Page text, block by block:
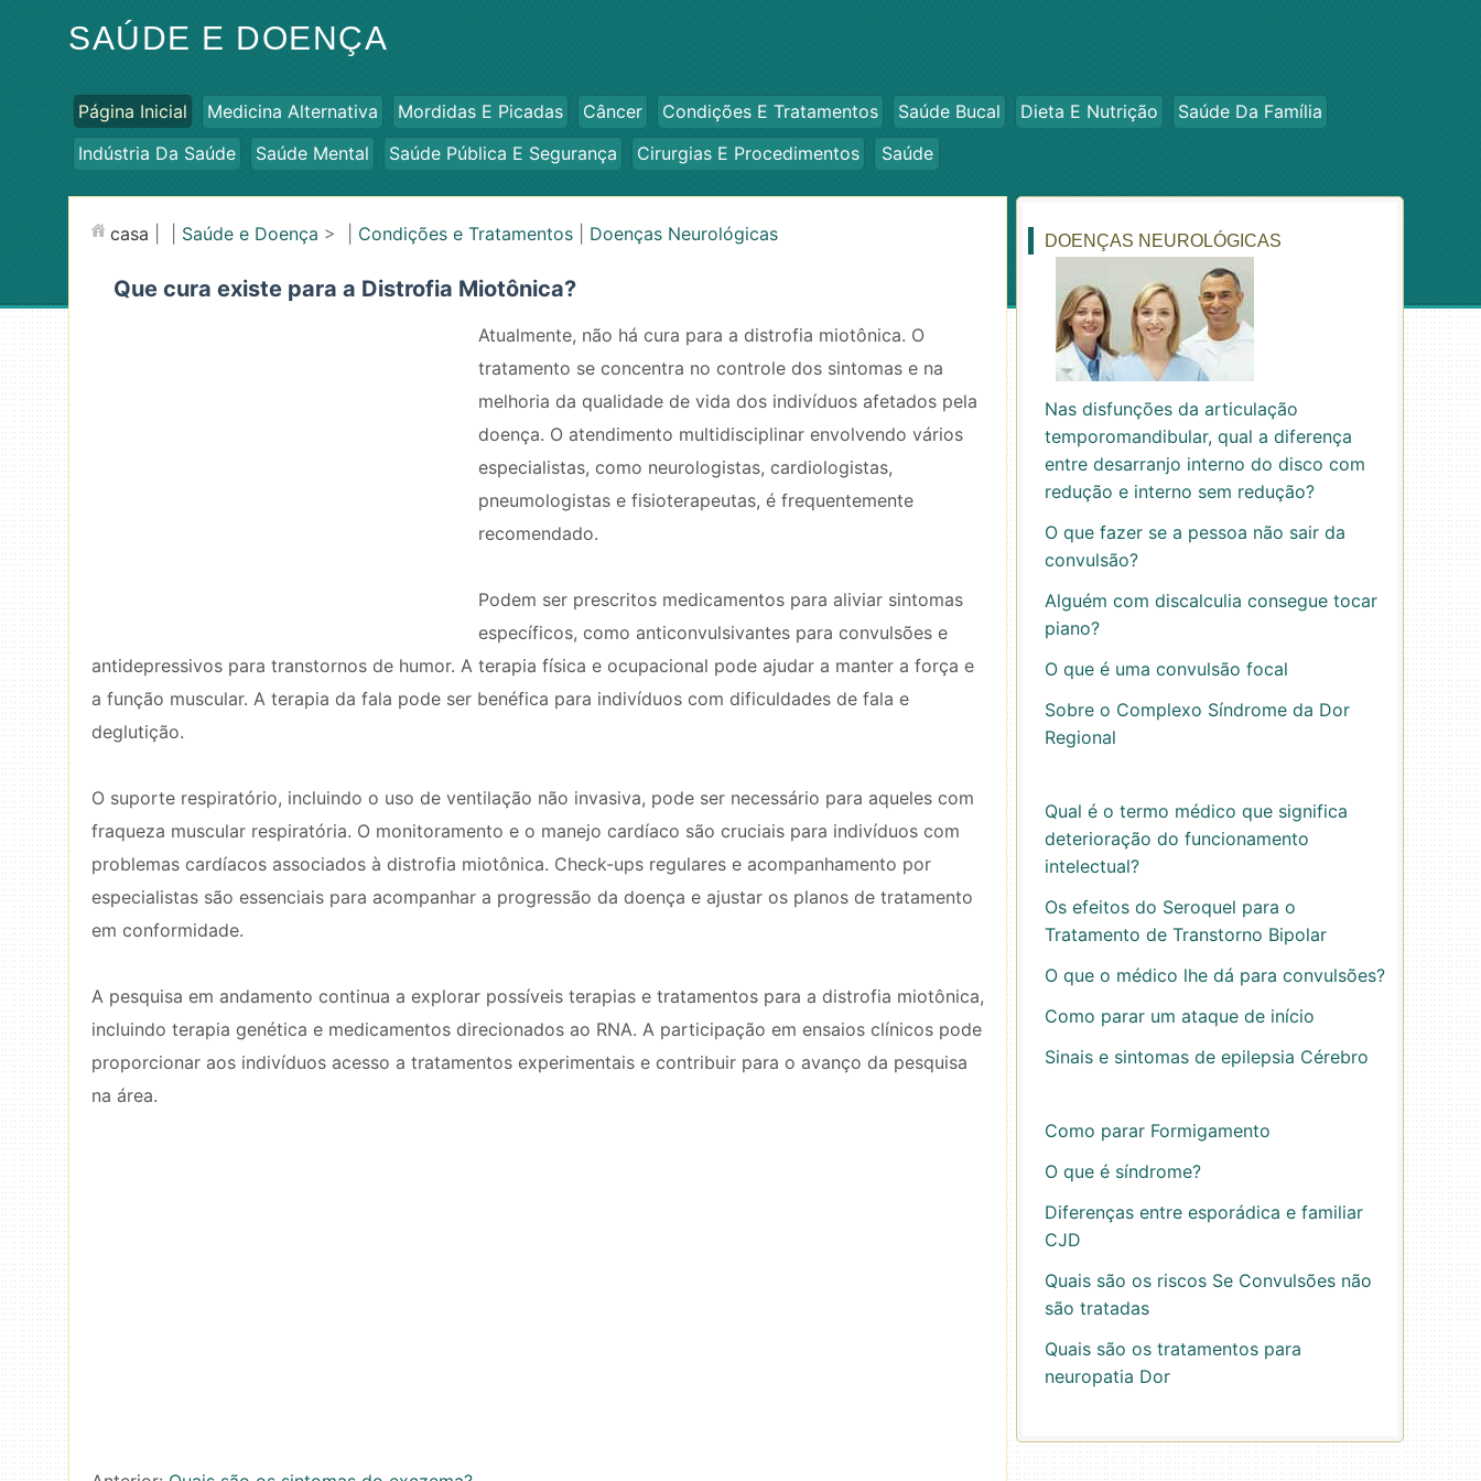
SAÚDE E DOENÇA
Página Inicial Medicina Alternativa Mordidas E Picadas Câncer Condições E Tratamentos Saúde Bucal Dieta E Nutrição
Saúde Da Família
Indústria Da Saúde
Saúde Mental Saúde Pública E Segurança Cirurgias E Procedimentos Saúde
casa Saúde e Doença > | Condições e Tratamentos Doenças Neurológicas
Que cura existe para a Distrofia Miotônica?
Atualmente, não há cura para a distrofia miotônica. O
tratamento se concentra no controle dos sintomas e na
melhoria da qualidade de vida dos indivíduos afetados pela
doença. O atendimento multidisciplinar envolvendo vários
especialistas, como neurologistas, cardiologistas,
pneumologistas e fisioterapeutas, é frequentemente
recomendado.
Podem ser prescritos medicamentos para aliviar sintomas
específicos, como anticonvulsivantes para convulsões e
antidepressivos para transtornos de humor. A terapia física e ocupacional pode ajudar a manter a força e
a função muscular. A terapia da fala pode ser benéfica para indivíduos com dificuldades de fala e
deglutição.
O suporte respiratório, incluindo o uso de ventilação não invasiva, pode ser necessário para aqueles com
fraqueza muscular respiratória. O monitoramento e o manejo cardíaco são cruciais para indivíduos com
problemas cardíacos associados à distrofia miotônica. Check-ups regulares e acompanhamento por
especialistas são essenciais para acompanhar a progressão da doença e ajustar os planos de tratamento
em conformidade.
A pesquisa em andamento continua a explorar possíveis terapias e tratamentos para a distrofia miotônica,
incluindo terapia genética e medicamentos direcionados ao RNA. A participação em ensaios clínicos pode
proporcionar aos indivíduos acesso a tratamentos experimentais e contribuir para o avanço da pesquisa
na área.
DOENÇAS NEUROLÓGICAS
Nas disfunções da articulação
temporomandibular, qual a diferença
entre desarranjo interno do disco com
redução e interno sem redução?
O que fazer se a pessoa não sair da
convulsão?
Alguém com discalculia consegue tocar
piano?
O que é uma convulsão focal
Sobre o Complexo Síndrome da Dor
Regional
Qual é o termo médico que significa
deterioração do funcionamento
intelectual?
Os efeitos do Seroquel para o
Tratamento de Transtorno Bipolar
O que o médico lhe dá para convulsões?
Como parar um ataque de início
Sinais e sintomas de epilepsia Cérebro
Como parar Formigamento
O que é síndrome?
Diferenças entre esporádica e familiar
CJD
Quais são os riscos Se Convulsões não
são tratadas
Quais são os tratamentos para
neuropatia Dor